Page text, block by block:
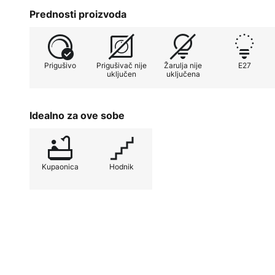
Prednosti proizvoda
Prigušivo
Prigušivač nije
uključen
Žarulja nije
uključena
E27
Idealno za ove sobe
Kupaonica Hodnik